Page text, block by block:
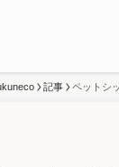
記事 ペットシ